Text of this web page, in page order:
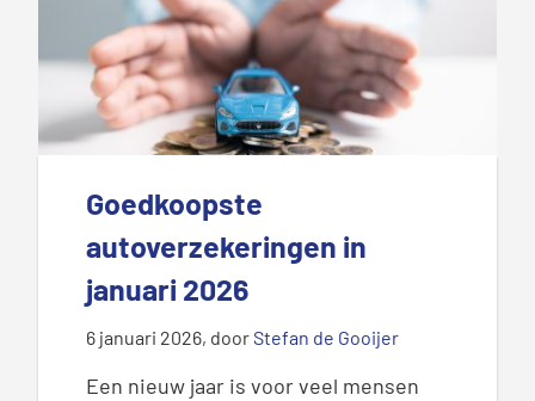
Goedkoopste
autoverzekeringen in
januari 2026
6 januari 2026, doorStefan de Gooijer
Een nieuw jaar is voor veel mensen